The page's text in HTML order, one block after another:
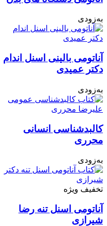
به‌زودی
آناتومی بالینی اسنل اندام
دکتر عمیدی
به‌زودی
کالبدشناسی انسانی
محرری
به‌زودی
تخفیف ویژه
آناتومی اسنل تنه رضا
شیرازی